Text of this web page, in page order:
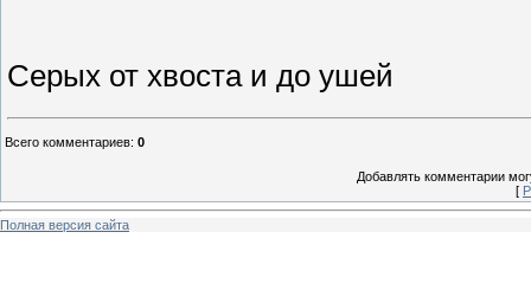
Серых от хвоста и до ушей
Всего комментариев: 0
Добавлять комментарии
[
Полная версия сайта